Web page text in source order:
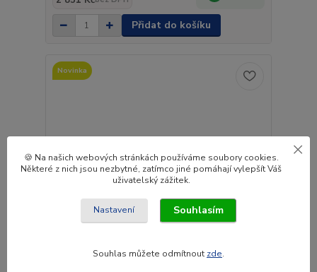
Přidat do košíku
Novinka
🍪 Na našich webových stránkách používáme soubory cookies.
Některé z nich jsou nezbytné, zatímco jiné pomáhají vylepšít Váš
uživatelský zážitek.
Nastavení Souhlasím
Souhlas můžete odmítnout zde.